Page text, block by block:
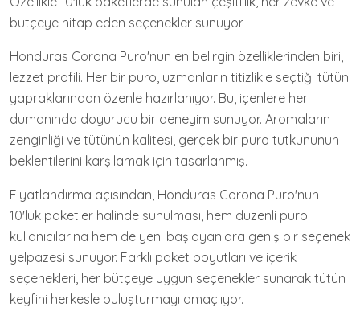
bütçeye hitap eden seçenekler sunuyor.
Honduras Corona Puro'nun en belirgin özelliklerinden biri,
lezzet profili. Her bir puro, uzmanların titizlikle seçtiği tütün
yapraklarından özenle hazırlanıyor. Bu, içenlere her
dumanında doyurucu bir deneyim sunuyor. Aromaların
zenginliği ve tütünün kalitesi, gerçek bir puro tutkununun
beklentilerini karşılamak için tasarlanmış.
Fiyatlandırma açısından, Honduras Corona Puro'nun
10'luk paketler halinde sunulması, hem düzenli puro
kullanıcılarına hem de yeni başlayanlara geniş bir seçenek
yelpazesi sunuyor. Farklı paket boyutları ve içerik
seçenekleri, her bütçeye uygun seçenekler sunarak tütün
keyfini herkesle buluşturmayı amaçlıyor.